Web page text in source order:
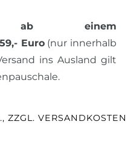
ab einem
Euro(nur innerhalb
ins Ausland gilt
ZZGL. VERSANDKOSTEN